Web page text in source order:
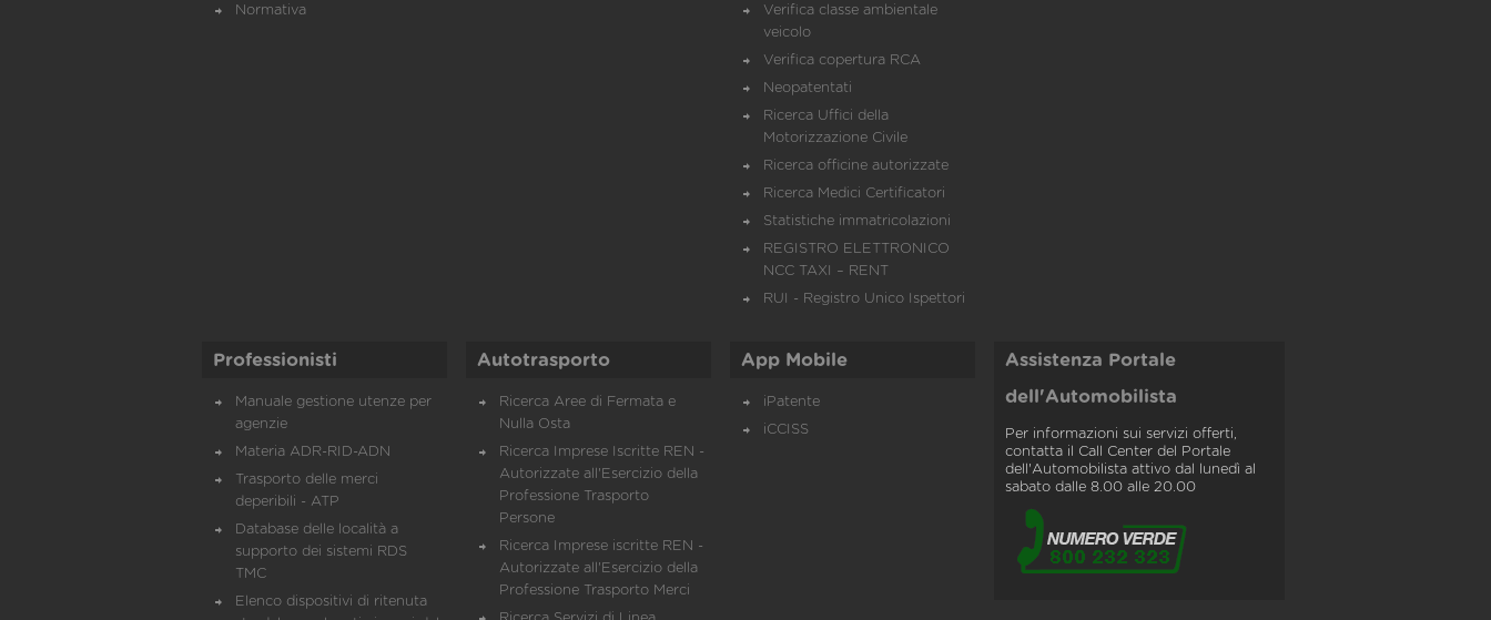
Normativa
Verifica classe ambientale
veicolo
Verifica copertura RCA
Neopatentati
Ricerca Uffici della
Motorizzazione Civile
Ricerca officine autorizzate
Ricerca Medici Certificatori
Statistiche immatricolazioni
REGISTRO ELETTRONICO
NCC TAXI – RENT
RUI - Registro Unico Ispettori
Professionisti
Manuale gestione utenze per
agenzie
Materia ADR-RID-ADN
Trasporto delle merci
deperibili - ATP
Database delle località a
supporto dei sistemi RDS
TMC
Elenco dispositivi di ritenuta
Autotrasporto
Ricerca Aree di Fermata e
Nulla Osta
Ricerca Imprese Iscritte REN -
Autorizzate all'Esercizio della
Professione Trasporto
Persone
Ricerca Imprese iscritte REN -
Autorizzate all'Esercizio della
Professione Trasporto Merci
App Mobile
iPatente
iCCISS
Assistenza Portale
dell'Automobilista
Per informazioni sui servizi offerti,
contatta il Call Center del Portale
dell'Automobilista attivo dal lunedì al
sabato dalle 8.00 alle 20.00